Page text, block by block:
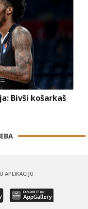
Bivši košarkaš
APLIKACIJU